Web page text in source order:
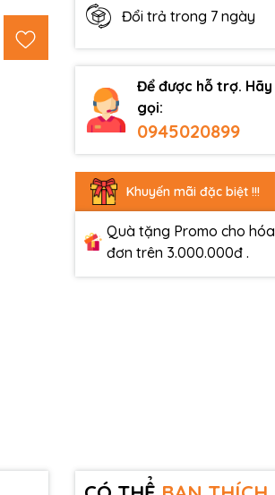
Đổi trả trong 7 ngày
Để được hỗ trợ. Hãy
gọi:
0945020899
Khuyến mãi đặc biệt !!!
Quà tặng Promo cho hóa
đơn trên 3.000.000đ .